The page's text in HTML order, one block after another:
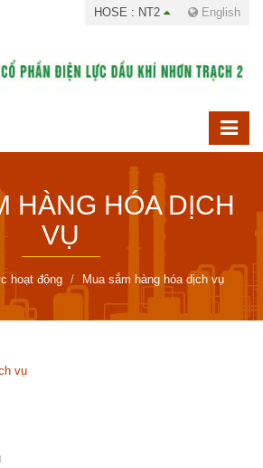
HOSE : NT2 English
HÀNG HÓA DỊCH
VỤ
hoạt động Mua sắm hàng hóa dịch vụ
vụ